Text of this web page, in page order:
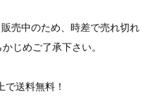
売中のため、時差で売れ切れ
じめご了承下さい。
送料無料！